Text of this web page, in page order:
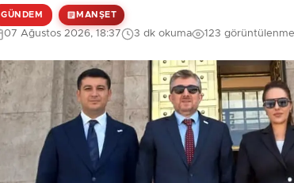
GÜNDEM MANŞET
07 Ağustos 2026, 18:37 3 dk okuma 123 görüntülenme